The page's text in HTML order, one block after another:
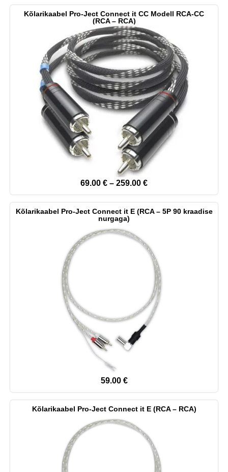
Kõlarikaabel Pro-Ject Connect it CC Modell RCA-CC
(RCA – RCA)
69.00 € – 259.00 €
Kõlarikaabel Pro-Ject Connect it E (RCA – 5P 90 kraadise
nurgaga)
59.00 €
Kõlarikaabel Pro-Ject Connect it E (RCA – RCA)